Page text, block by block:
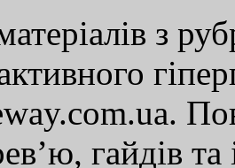
з
гайдів